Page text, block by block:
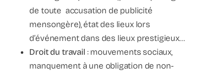
de toute accusation de publicité
mensongère), état des lieux lors
d’événement dans des lieux prestigieux…
Droit du travail : mouvements sociaux,
manquement à une obligation de non-